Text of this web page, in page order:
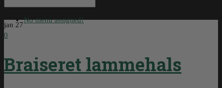
No menu assigned!
jan 27
0
Braiseret lammehals